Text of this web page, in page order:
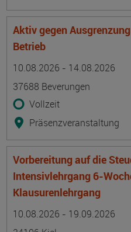
Aktiv gegen
Betrieb
10.08.2026 - 14.08.2026
37688 Beverungen
Vollzeit
Präsenzveranstaltung
Vorbereitung auf die
Intensivlehrgang 6-
Klausurenlehrgang
10.08.2026 - 19.09.2026